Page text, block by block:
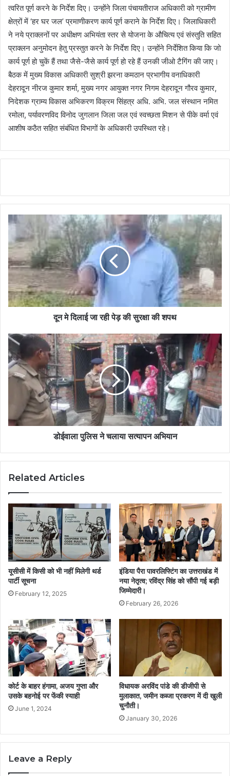
त्वरित पूर्ण करने के निर्देश दिए। उन्होंने जिला पंचायतीराज अधिकारी को ग्रामीण
क्षेत्रों में ‘हर घर जल’ प्रमाणीकरण कार्य पूर्ण कराने के निर्देश दिए। जिलाधिकारी
ने नये प्राक्लनों पर अधीक्षण अभियंता स्तर से योजना के औचित्य एवं संस्तुति सहित
प्राक्लन अनुमोदन हेतु प्रस्तुत करने के निर्देश दिए। उन्होंने निर्देशित किया कि जो
कार्य पूर्ण हो चुकें हैं तथा जैसे-जैसे कार्य पूर्ण हो रहे हैं उनकी जीओ टैगिंग की जाए।
बैठक में मुख्य विकास अधिकारी सुश्री झरना कमठान प्रभागीय वनाधिकारी
देहरादून नीरज कुमार शर्मा, मुख्य नगर आयुक्त नगर निगम देहरादून गौरव कुमार,
निदेशक ग्राम्य विकास अभिकरण विक्रम सिंहत्र अधि. अभि. जल संस्थान नमित
रमोला, पर्यावरणविद विनोद जुगलान जिला जल एवं स्वच्छता मिशन से पीके वर्मा एवं
आशीष कठैत सहित संबंधित विभागों के अधिकारी उपस्थित रहे।
दून मे दिलाई जा रही पेड़ की सुरक्षा की शपथ
डोईवाला पुलिस ने चलाया सत्यापन अभियान
Related Articles
यूसीसी में किसी को भी नहीं मिलेगी थर्ड
पार्टी सूचना
February 12, 2025
इंडिया पैरा पावरलिफ्टिंग का उत्तराखंड में
नया नेतृत्व; रविंद्र सिंह को सौंपी गई बड़ी
जिम्मेदारी।
February 26, 2026
कोर्ट के बाहर हंगामा, अजय गुप्ता और
उसके बहनोई पर फेंकी स्याही
June 1, 2024
विधायक अरविंद पांडे की डीजीपी से
मुलाकात, जमीन कब्जा प्रकरण में दी खुली
चुनौती।
January 30, 2026
Leave a Reply